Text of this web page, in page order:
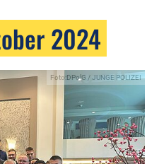
2024
Foto:DPolG / JUNGE POLIZEI